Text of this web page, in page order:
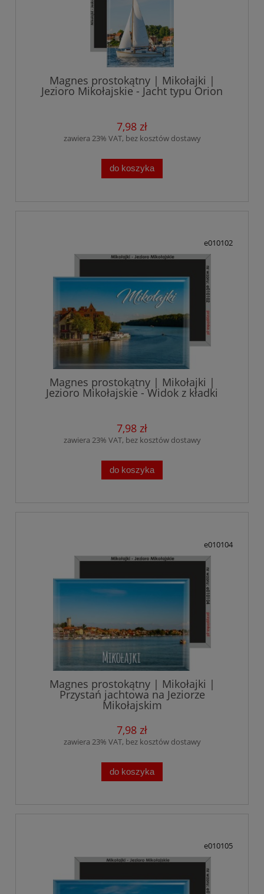
Magnes prostokątny | Mikołajki |
Jezioro Mikołajskie - Jacht typu Orion
7,98 zł
zawiera 23% VAT, bez kosztów dostawy
do koszyka
e010102
Magnes prostokątny | Mikołajki |
Jezioro Mikołajskie - Widok z kładki
7,98 zł
zawiera 23% VAT, bez kosztów dostawy
do koszyka
e010104
Magnes prostokątny | Mikołajki |
Przystań jachtowa na Jeziorze
Mikołajskim
7,98 zł
zawiera 23% VAT, bez kosztów dostawy
do koszyka
e010105